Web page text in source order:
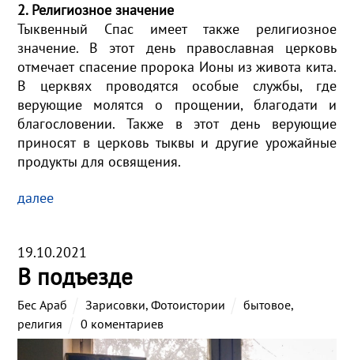
2. Религиозное значение
Тыквенный Спас имеет также религиозное
значение. В этот день православная церковь
отмечает спасение пророка Ионы из живота кита.
В церквях проводятся особые службы, где
верующие молятся о прощении, благодати и
благословении. Также в этот день верующие
приносят в церковь тыквы и другие урожайные
продукты для освящения.
далее
19.10.2021
В подъезде
Бес Араб Зарисовки,Фотоистории бытовое,
религия
0 коментариев